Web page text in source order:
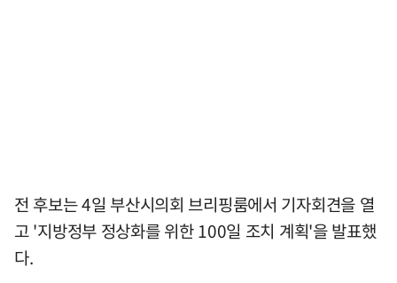
전 후보는 4일 부산시의회 브리핑룸에서 기자회견을 열
고 '지방정부 정상화를 위한 100일 조치 계획'을 발표했
다.